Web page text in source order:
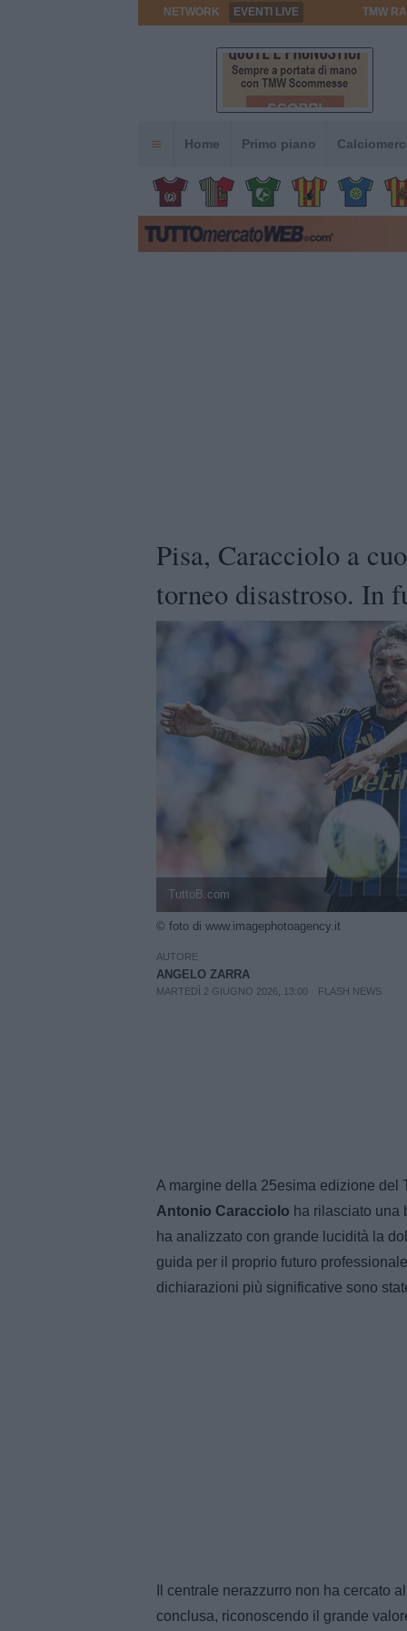
NETWORK EVENTI LIVE TMW
Home Primo piano
Pisa, Caracciolo a
torneo disastroso. In
TuttoB.com
© foto di www.imagephotoagency.it
AUTORE
ANGELO ZARRA
MARTEDÌ 2 GIUGNO 2026, 13:00 FLASH NEWS
A margine della 25esima edizione del
Antonio Caracciolo ha rilasciato una
ha analizzato con grande lucidità la
guida per il proprio futuro
dichiarazioni più significative sono
Il centrale nerazzurro non ha cercato
conclusa, riconoscendo il grande